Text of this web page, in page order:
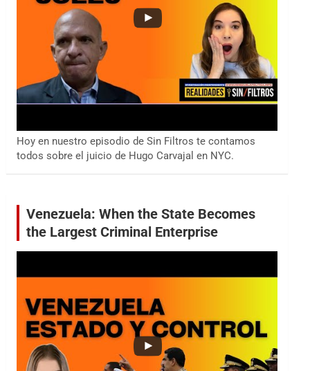
Hoy en nuestro episodio de Sin Filtros te contamos
todos sobre el juicio de Hugo Carvajal en NYC.
Venezuela: When the State Becomes
the Largest Criminal Enterprise